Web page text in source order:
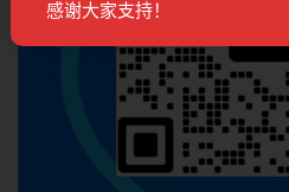
感谢大家支持！